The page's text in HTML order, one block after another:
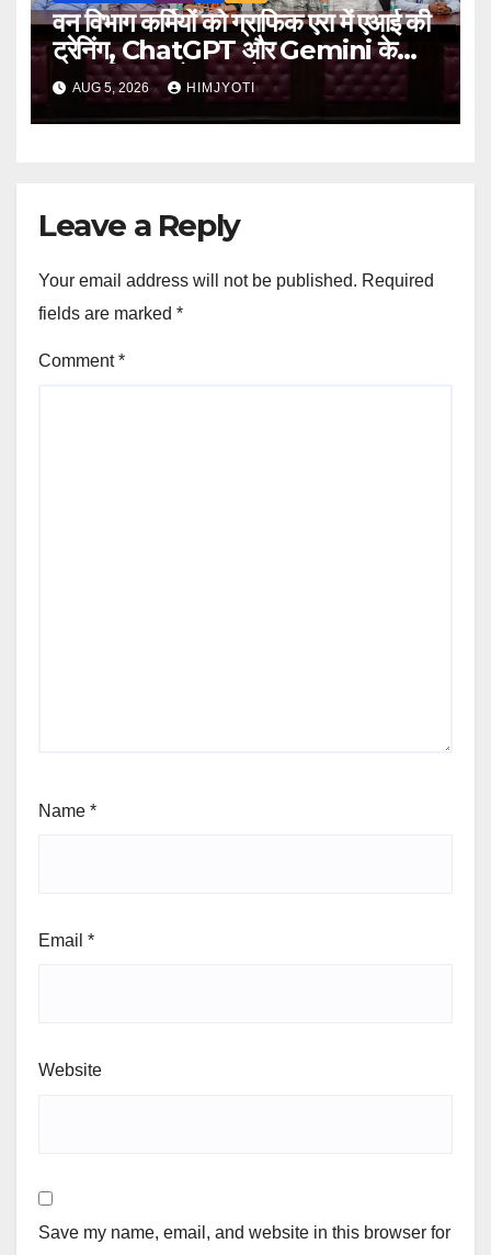
वन विभाग कर्मियों को ग्राफिक एरा में एआई की
ट्रेनिंग, ChatGPT और Gemini के
व्यावहारिक उपयोग पर फोकस
AUG 5, 2026 HIMJYOTI
Leave a Reply
Your email address will not be published. Required
fields are marked *
Comment*
Name *
Email *
Website
Save my name, email, and website in this browser for